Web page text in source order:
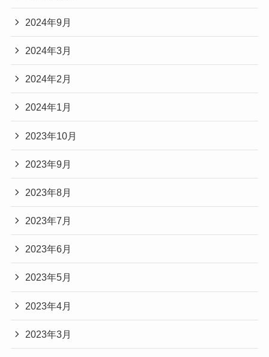
2024年9月
2024年3月
2024年2月
2024年1月
2023年10月
2023年9月
2023年8月
2023年7月
2023年6月
2023年5月
2023年4月
2023年3月